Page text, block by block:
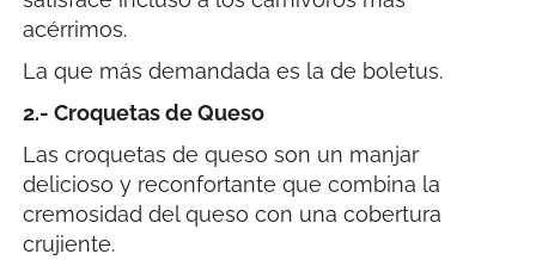
acérrimos.
La que más demandada es la de boletus.
2.- Croquetas de Queso
Las croquetas de queso son un manjar
delicioso y reconfortante que combina la
cremosidad del queso con una cobertura
crujiente.